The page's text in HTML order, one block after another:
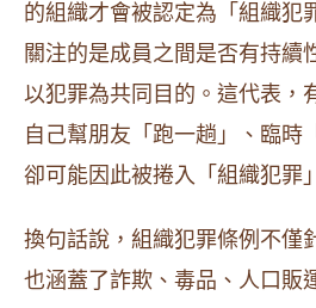
的組織才會被認定為「組織犯
關注的是成員之間是否有持續
以犯罪為共同目的。這代表，
自己幫朋友「跑一趟」、臨時
卻可能因此被捲入「組織犯罪
換句話說，組織犯罪條例不僅
也涵蓋了詐欺、毒品、人口販